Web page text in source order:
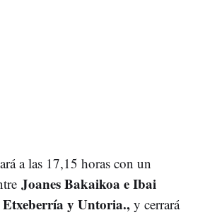
a las 17,15 horas con un
Joanes Bakaikoa e Ibai
y Untoria.,y cerrará